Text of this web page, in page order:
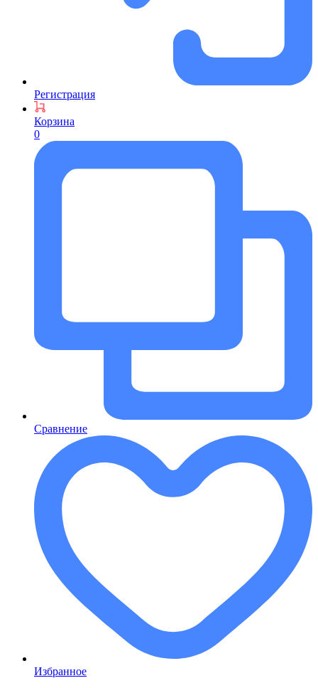
Регистрация
Корзина
0
Сравнение
Избранное